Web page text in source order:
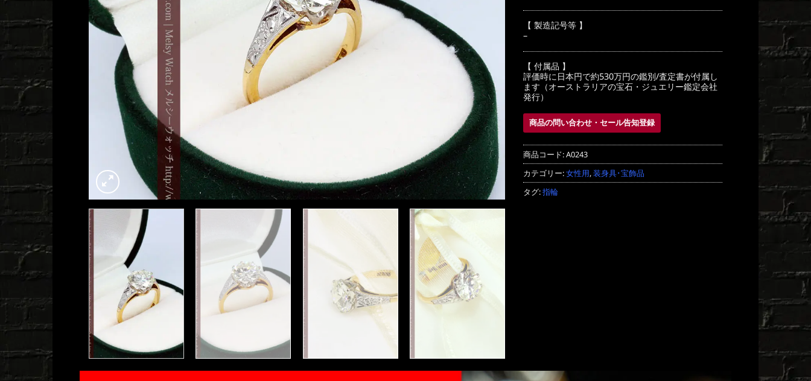
【 製造記号等 】
–
【 付属品 】
評価時に日本円で約530万円の鑑別/査定書が付属し
ます（オーストラリアの宝石・ジュエリー鑑定会社
発行）
商品の問い合わせ・セール告知登録
商品コード:A0243
カテゴリー:女性用,装身具･宝飾品
タグ:指輪